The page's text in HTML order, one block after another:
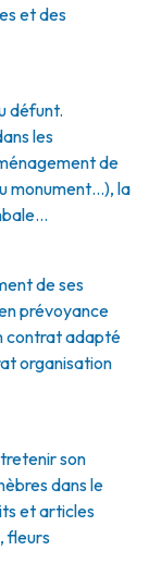
et des
défunt.
les
de
monument…), la
de ses
prévoyance
contrat adapté
organisation
son
dans le
et articles
fleurs